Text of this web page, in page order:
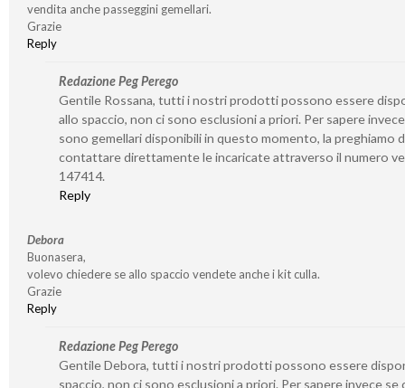
vendita anche passeggini gemellari.
Grazie
Reply
Redazione Peg Perego
Gentile Rossana, tutti i nostri prodotti possono essere
allo spaccio, non ci sono esclusioni a priori. Per sapere
sono gemellari disponibili in questo momento, la preghiamo
contattare direttamente le incaricate attraverso il numero
147414.
Reply
Debora
Buonasera,
volevo chiedere se allo spaccio vendete anche i kit culla.
Grazie
Reply
Redazione Peg Perego
Gentile Debora, tutti i nostri prodotti possono essere
spaccio, non ci sono esclusioni a priori. Per sapere invece se